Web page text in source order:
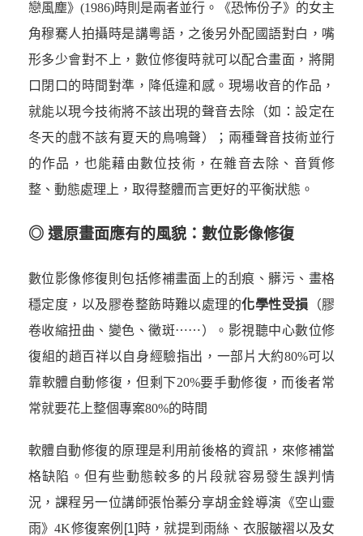
戀風塵》(1986)時則是兩者並行。《恐怖份子》的女主
角穆騫人拍攝時是講粵語，之後另外配國語對白，嘴
形多少會對不上，數位修復時就可以配合畫面，將開
口閉口的時間對準，降低違和感。現場收音的作品，
就能以現今技術將不該出現的聲音去除（如：設定在
冬天的戲不該有夏天的鳥鳴聲）；兩種聲音技術並行
的作品，也能藉由數位技術，在雜音去除、音質修
整、動態處理上，取得整體而言更好的平衡狀態。
◎ 還原畫面應有的風貌：數位影像修復
數位影像修復則包括修補畫面上的刮痕、髒污、畫格
穩定度，以及膠卷整飭時難以處理的化學性受損 （膠
卷收縮扭曲、變色、黴斑⋯⋯）。影視聽中心數位修
復組的趙百祥以自身經驗指出，一部片大約80%可以
靠軟體自動修復，但剩下20%要手動修復，而後者常
常就要花上整個專案80%的時間
軟體自動修復的原理是利用前後格的資訊，來修補當
格缺陷。但有些動態較多的片段就容易發生誤判情
況，課程另一位講師張怡蓁分享胡金銓導演《空山靈
雨》4K修復案例 [1] 時，就提到雨絲、衣服皺褶以及女